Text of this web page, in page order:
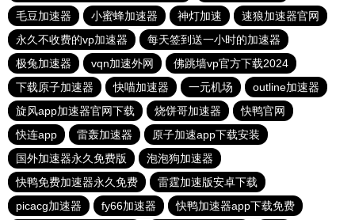
毛豆加速器
小蜜蜂加速器 神灯加速
速狼加速器官网
永久不收费的vp加速器
每天签到送一小时的加速器
极兔加速器
vqn加速外网
佛跳墙vp官方下载2024
下载原子加速器
快喵加速器 一元机场
outline加速器
旋风app加速器官网下载
烧饼哥加速器
快鸭官网
快连app
雷轰加速器
原子加速app下载安装
国外加速器永久免费版
泡泡狗加速器
快鸭免费加速器永久免费
雷霆加速版安卓下载
picacg加速器
fy66加速器 快鸭加速器app下载免费